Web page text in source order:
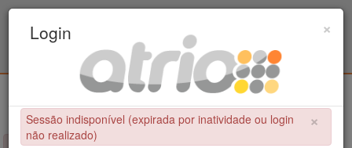
Educação Física / UPE - UFPB
×
Login
×
Sessão indisponível (expirada por inatividade ou login
não realizado)